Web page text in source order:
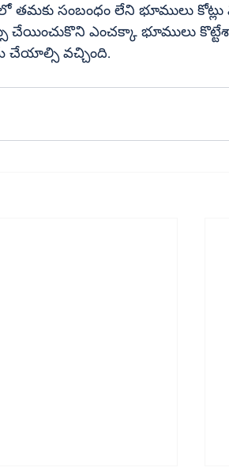
చేయించుకొని ఎంచక్కా భూములు
చేయాల్సి వచ్చింది.